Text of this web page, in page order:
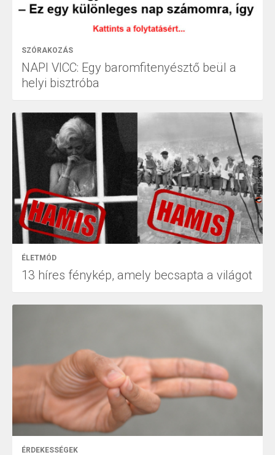
SZÓRAKOZÁS
NAPI VICC: Egy baromfitenyésztő beül a
helyi bisztróba
ÉLETMÓD
13 híres fénykép, amely becsapta a világot
ÉRDEKESSÉGEK